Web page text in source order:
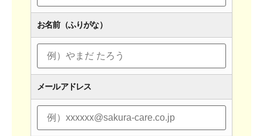
お名前（ふりがな）
メールアドレス